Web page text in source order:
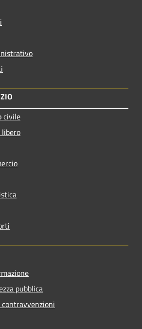
civile
pubblica